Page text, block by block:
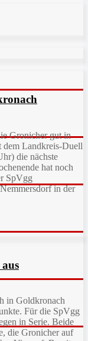
Gronicher gut in
dem Landkreis-Duell
die nächste
hat noch
SpVgg
in der
in Goldkronach
Für die SpVgg
in Serie. Beide
die Gronicher auf